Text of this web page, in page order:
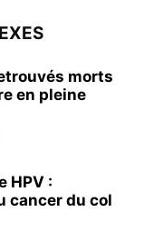
morts
en pleine
HPV :
cancer du col